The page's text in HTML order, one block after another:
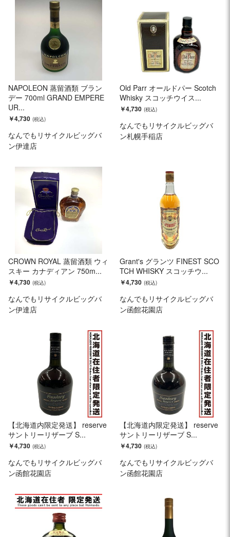
NAPOLEON 蒸留酒類 ブラン
デー 700ml GRAND EMPERE
UR...
￥4,730
なんでもリサイクルビッグバ
ン伊達店
Old Parr オールドパー Scotch
Whisky スコッチウイス...
￥4,730
なんでもリサイクルビッグバ
ン札幌手稲店
CROWN ROYAL 蒸留酒類 ウィ
スキー カナディアン 750m...
￥4,730
なんでもリサイクルビッグバ
ン伊達店
Grant's グランツ FINEST SCO
TCH WHISKY スコッチウ...
￥4,730
なんでもリサイクルビッグバ
ン函館花園店
【北海道内限定発送】 reserve
サントリーリザーブ S...
￥4,730
なんでもリサイクルビッグバ
ン函館花園店
【北海道内限定発送】 reserve
サントリーリザーブ S...
￥4,730
なんでもリサイクルビッグバ
ン函館花園店